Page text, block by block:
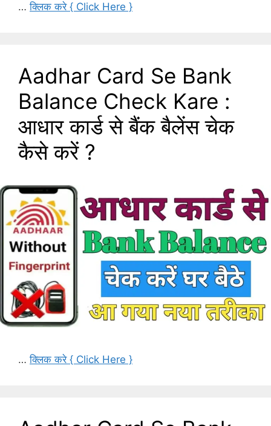
…क्लिक करे { Click Here }
Aadhar Card Se Bank
Balance Check Kare :
आधार कार्ड से बैंक बैलेंस चेक
कैसे करें ?
…क्लिक करे { Click Here }